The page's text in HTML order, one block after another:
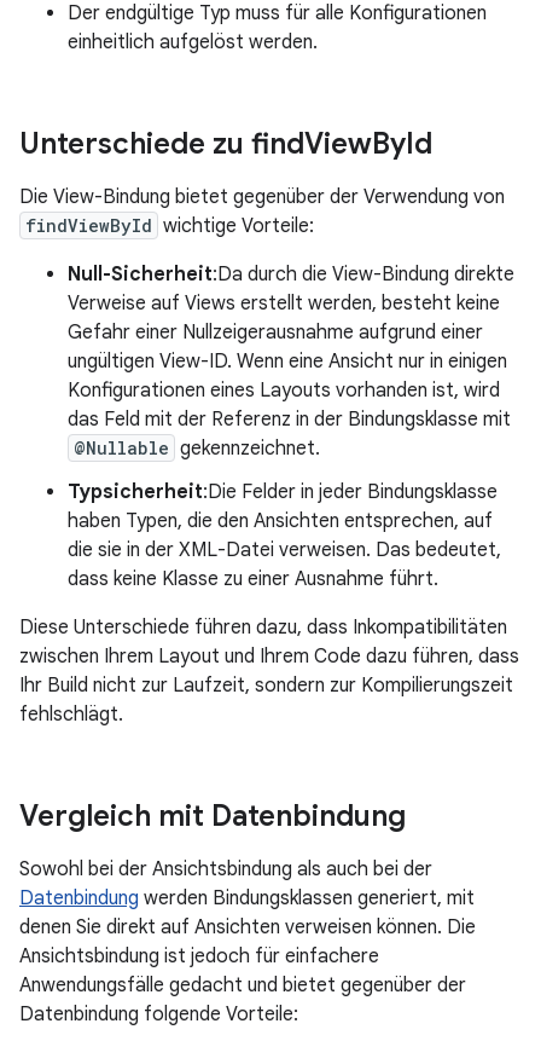
Der endgültige Typ muss für alle Konfigurationen
einheitlich aufgelöst werden.
Unterschiede zu findViewById
Die View-Bindung bietet gegenüber der Verwendung von
findViewById wichtige Vorteile:
Null-Sicherheit:Da durch die View-Bindung direkte
Verweise auf Views erstellt werden, besteht keine
Gefahr einer Nullzeigerausnahme aufgrund einer
ungültigen View-ID. Wenn eine Ansicht nur in einigen
Konfigurationen eines Layouts vorhanden ist, wird
das Feld mit der Referenz in der Bindungsklasse mit
@Nullable gekennzeichnet.
Typsicherheit:Die Felder in jeder Bindungsklasse
haben Typen, die den Ansichten entsprechen, auf
die sie in der XML-Datei verweisen. Das bedeutet,
dass keine Klasse zu einer Ausnahme führt.
Diese Unterschiede führen dazu, dass Inkompatibilitäten
zwischen Ihrem Layout und Ihrem Code dazu führen, dass
Ihr Build nicht zur Laufzeit, sondern zur Kompilierungszeit
fehlschlägt.
Vergleich mit Datenbindung
Sowohl bei der Ansichtsbindung als auch bei der
Datenbindung werden Bindungsklassen generiert, mit
denen Sie direkt auf Ansichten verweisen können. Die
Ansichtsbindung ist jedoch für einfachere
Anwendungsfälle gedacht und bietet gegenüber der
Datenbindung folgende Vorteile: